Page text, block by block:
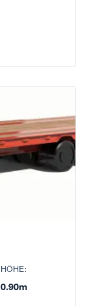
HÖHE:
0.90m